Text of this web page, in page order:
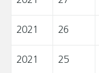
2021 26
2021 25